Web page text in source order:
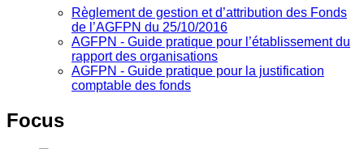
Règlement de gestion et d’attribution des Fonds
de l’AGFPN du 25/10/2016
AGFPN ‐ Guide pratique pour l’établissement du
rapport des organisations
AGFPN ‐ Guide pratique pour la justification
comptable des fonds
Focus